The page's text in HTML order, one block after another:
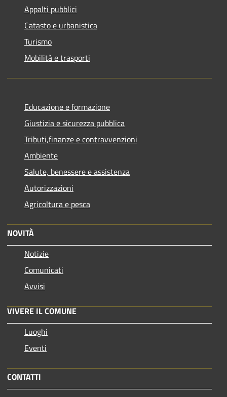
Appalti pubblici
Catasto e urbanistica
Turismo
Mobilità e trasporti
Educazione e formazione
Giustizia e sicurezza pubblica
Tributi,finanze e contravvenzioni
Ambiente
Salute, benessere e assistenza
Autorizzazioni
Agricoltura e pesca
NOVITÀ
Notizie
Comunicati
Avvisi
VIVERE IL COMUNE
Luoghi
Eventi
CONTATTI